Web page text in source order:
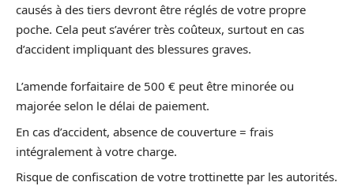
causés à des tiers devront être réglés de votre propre
poche. Cela peut s’avérer très coûteux, surtout en cas
d’accident impliquant des blessures graves.
L’amende forfaitaire de 500 € peut être minorée ou
majorée selon le délai de paiement.
En cas d’accident, absence de couverture = frais
intégralement à votre charge.
Risque de confiscation de votre trottinette par les autorités.